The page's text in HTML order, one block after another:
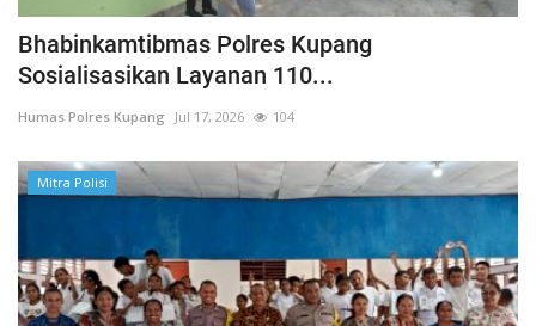
Bhabinkamtibmas Polres Kupang
Sosialisasikan Layanan 110...
Humas Polres Kupang Jul 17, 2026 104
Mitra Polisi